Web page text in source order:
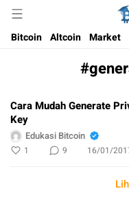
Media Bitcoin dan
Bitcoin Altcoin Market
Cara Mudah Generate
Key
Edukasi Bitcoin
1 9 16/01/